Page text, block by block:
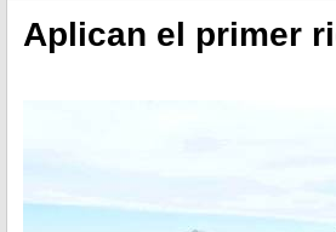
Aplican el primer